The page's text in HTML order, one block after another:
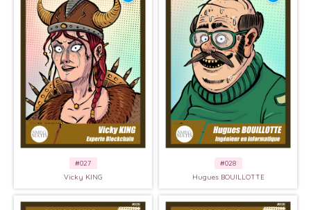
#027
Vicky KING
#028
Hugues BOUILLOTTE